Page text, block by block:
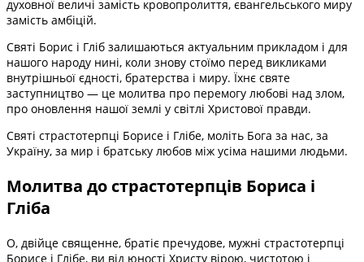
духовної величі замість кровопролиття, євангельського миру
замість амбіцій.
Святі Борис і Гліб залишаються актуальним прикладом і для
нашого народу нині, коли знову стоїмо перед викликами
внутрішньої єдності, братерства і миру. Їхнє святе
заступництво — це молитва про перемогу любові над злом,
про оновлення нашої землі у світлі Христової правди.
Святі страстотерпці Борисе і Глібе, моліть Бога за нас, за
Україну, за мир і братську любов між усіма нашими людьми.
Молитва до страстотерпців Бориса і
Гліба
О, двійце священне, братіє пречудове, мужні страстотерпці
Борисе і Глібе, ви від юності Христу вірою, чистотою і